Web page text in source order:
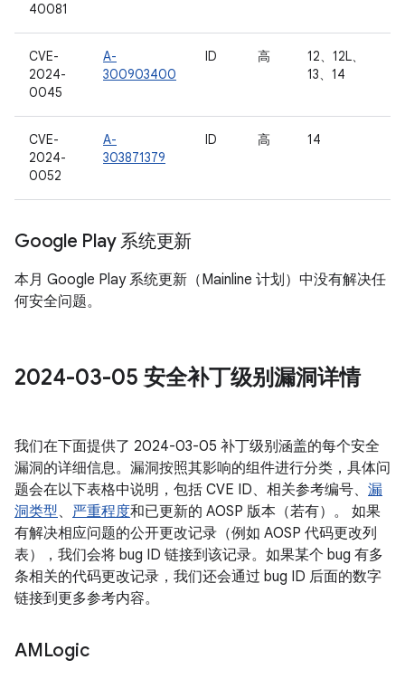
40081
CVE-
2024-
0045
A-
300903400
ID 高
12、12L、
13、14
CVE-
2024-
0052
A-
303871379
ID 高 14
Google Play 系统更新
本月 Google Play 系统更新（Mainline 计划）中没有解决任
何安全问题。
2024-03-05 安全补丁级别漏洞详情
我们在下面提供了 2024-03-05 补丁级别涵盖的每个安全
漏洞的详细信息。漏洞按照其影响的组件进行分类，具体问
题会在以下表格中说明，包括 CVE ID、相关参考编号、 漏
洞类型、 严重程度和已更新的 AOSP 版本（若有）。 如果
有解决相应问题的公开更改记录（例如 AOSP 代码更改列
表），我们会将 bug ID 链接到该记录。如果某个 bug 有多
条相关的代码更改记录，我们还会通过 bug ID 后面的数字
链接到更多参考内容。
AMLogic